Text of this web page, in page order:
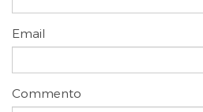
Email
Commento